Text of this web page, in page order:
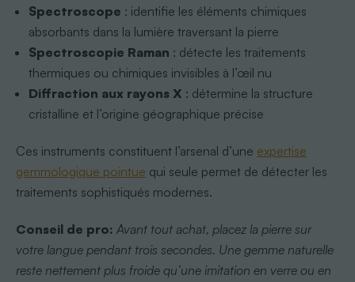
Spectroscope : identifie les éléments chimiques
absorbants dans la lumière traversant la pierre
Spectroscopie Raman : détecte les traitements
thermiques ou chimiques invisibles à l’œil nu
Diffraction aux rayons X : détermine la structure
cristalline et l’origine géographique précise
Ces instruments constituent l’arsenal d’une expertise
gemmologique pointue qui seule permet de détecter les
traitements sophistiqués modernes.
Conseil de pro: Avant tout achat, placez la pierre sur
votre langue pendant trois secondes. Une gemme naturelle
reste nettement plus froide qu’une imitation en verre ou en